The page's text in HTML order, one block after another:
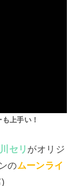
上手い！
セリ がオリジ
のムーンライ